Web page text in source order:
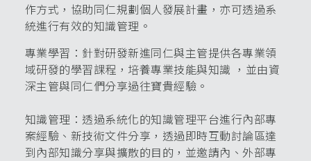
作方式，協助同仁規劃個人發展計畫，亦可透過系
統進行有效的知識管理。
專業學習：針對研發新進同仁與主管提供各專業領
域研發的學習課程，培養專業技能與知識 ，並由資
深主管與同仁們分享過往寶貴經驗。
知識管理：透過系統化的知識管理平台進行內部專
案經驗、新技術文件分享，透過即時互動討論區達
到內部知識分享與擴散的目的，並邀請內、外部專